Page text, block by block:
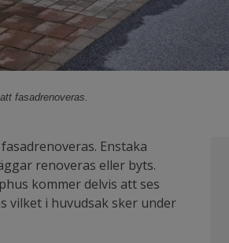
fasadrenoveras.
Enstaka
renoveras eller byts.
kommer delvis att ses
vilket i huvudsak sker under